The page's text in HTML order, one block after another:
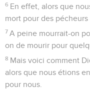
6 En effet, alors que
mort pour des pécheurs
7 A peine mourrait-on
on de mourir pour
8 Mais voici comment
alors que nous étions
pour nous.